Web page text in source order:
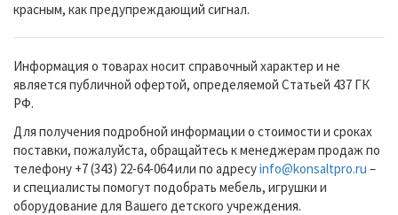
красным, как предупреждающий сигнал.
Информация о товарах носит справочный характер и не
является публичной офертой, определяемой Статьей 437 ГК
РФ.
Для получения подробной информации о стоимости и сроках
поставки, пожалуйста, обращайтесь к менеджерам продаж по
телефону +7 (343) 22-64-064 или по адресуinfo@konsaltpro.ru –
и специалисты помогут подобрать мебель, игрушки и
оборудование для Вашего детского учреждения.